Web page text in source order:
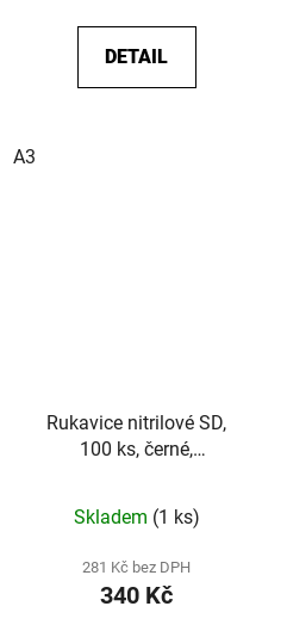
DETAIL
A3
Rukavice nitrilové SD,
100 ks, černé,
Skladem (1 ks)
281 Kč bez DPH
340 Kč